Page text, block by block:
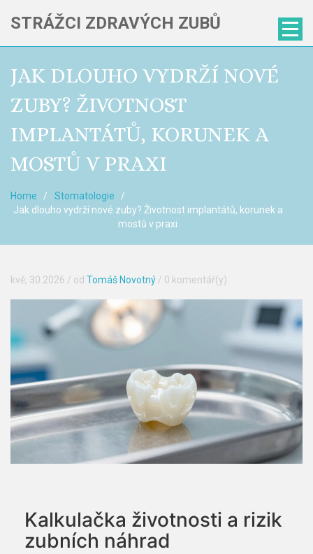
STRÁŽCI ZDRAVÝCH ZUBŮ
JAK DLOUHO VYDRŽÍ NOVÉ
ZUBY? ŽIVOTNOST
IMPLANTÁTŮ, KORUNEK A
MOSTŮ V PRAXI
Home
Stomatologie
Jak dlouho vydrží nové zuby? Životnost implantátů, korunek a
mostů v praxi
kvě, 30 2026 / od Tomáš Novotný / 0 komentář(y)
Kalkulačka životnosti a rizik
zubních náhrad